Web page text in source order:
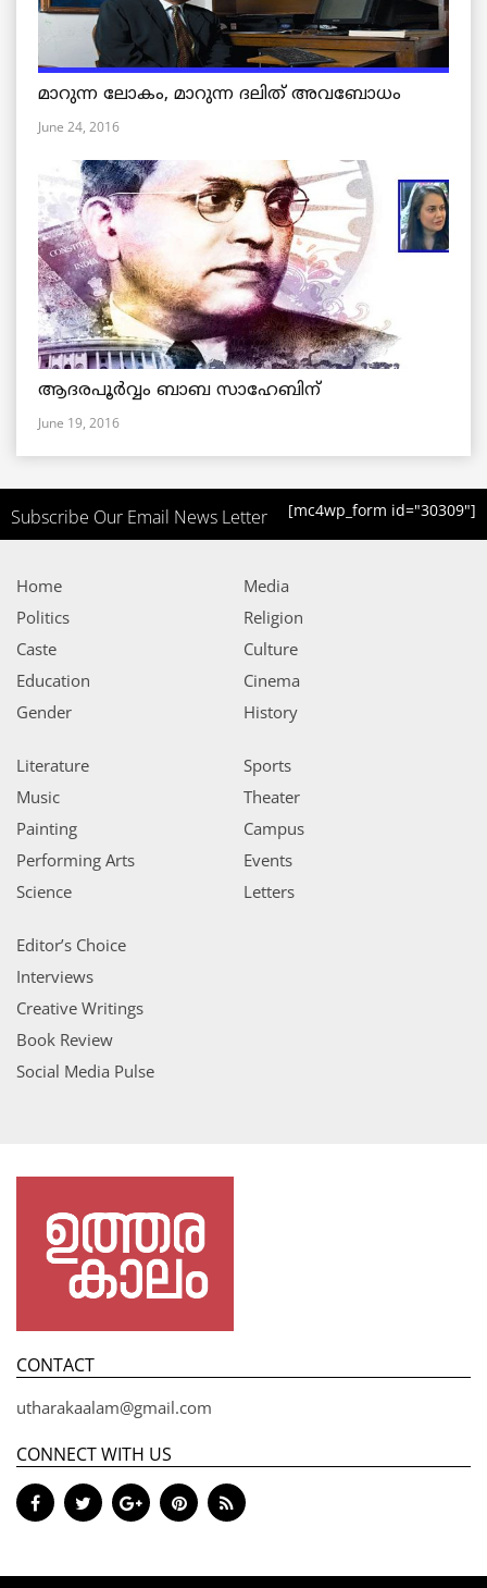
മാറുന്ന ലോകം, മാറുന്ന ദലിത് അവബോധം
June 24, 2016
ആദരപൂര്‍വ്വം ബാബ സാഹേബിന്
June 19, 2016
Subscribe Our Email News Letter [mc4wp_form id="30309"]
Home
Politics
Caste
Education
Gender
Media
Religion
Culture
Cinema
History
Literature
Music
Painting
Performing Arts
Science
Sports
Theater
Campus
Events
Letters
Editor’s Choice
Interviews
Creative Writings
Book Review
Social Media Pulse
CONTACT
utharakaalam@gmail.com
CONNECT WITH US